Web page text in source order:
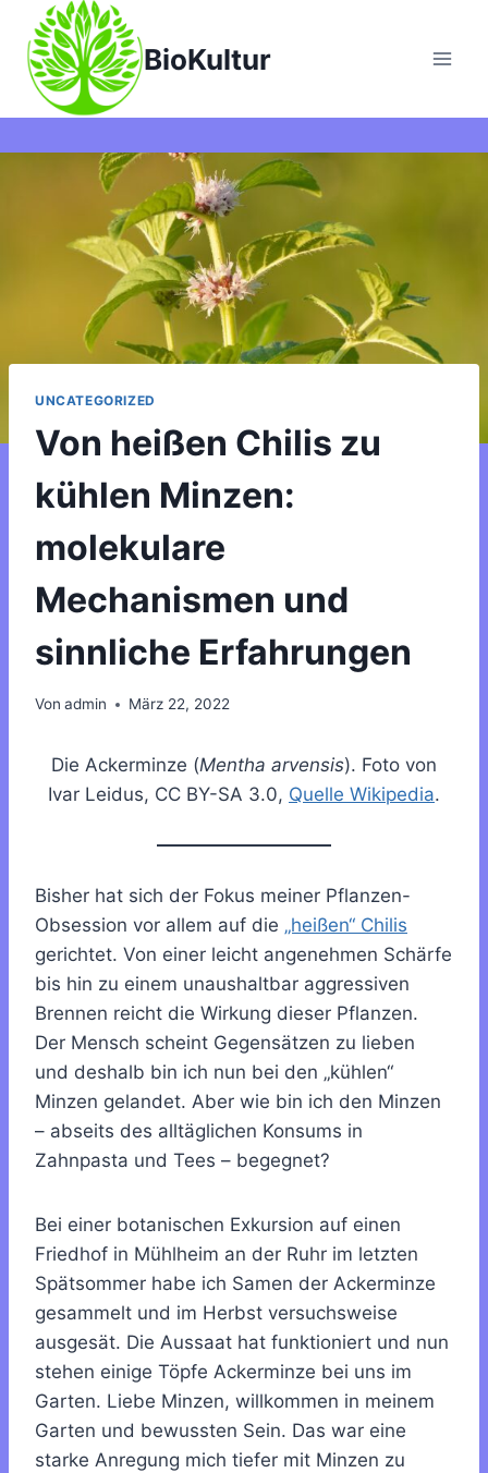
Inhalt
springen
BioKultur
UNCATEGORIZED
Von heißen Chilis zu
kühlen Minzen:
molekulare
Mechanismen und
sinnliche Erfahrungen
Von admin März 22, 2022
Die Ackerminze (Mentha arvensis). Foto von
Ivar Leidus, CC BY-SA 3.0, Quelle Wikipedia.
Bisher hat sich der Fokus meiner Pflanzen-
Obsession vor allem auf die „heißen“ Chilis
gerichtet. Von einer leicht angenehmen Schärfe
bis hin zu einem unaushaltbar aggressiven
Brennen reicht die Wirkung dieser Pflanzen.
Der Mensch scheint Gegensätzen zu lieben
und deshalb bin ich nun bei den „kühlen“
Minzen gelandet. Aber wie bin ich den Minzen
– abseits des alltäglichen Konsums in
Zahnpasta und Tees – begegnet?
Bei einer botanischen Exkursion auf einen
Friedhof in Mühlheim an der Ruhr im letzten
Spätsommer habe ich Samen der Ackerminze
gesammelt und im Herbst versuchsweise
ausgesät. Die Aussaat hat funktioniert und nun
stehen einige Töpfe Ackerminze bei uns im
Garten. Liebe Minzen, willkommen in meinem
Garten und bewussten Sein. Das war eine
starke Anregung mich tiefer mit Minzen zu